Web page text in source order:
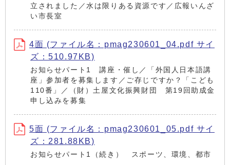
立されました／水は限りある資源です／広報いんざ
い市長室
4面 (ファイル名：pmag230601_04.pdf サイ
ズ：510.97KB)
お知らせパート1 講座・催し／「外国人日本語講
座」参加者を募集します／ご存じですか？「こども
110番」／（財）土屋文化振興財団 第19回助成金
申し込みを募集
5面 (ファイル名：pmag230601_05.pdf サイ
ズ：281.88KB)
お知らせパート1（続き） スポーツ、環境、都市